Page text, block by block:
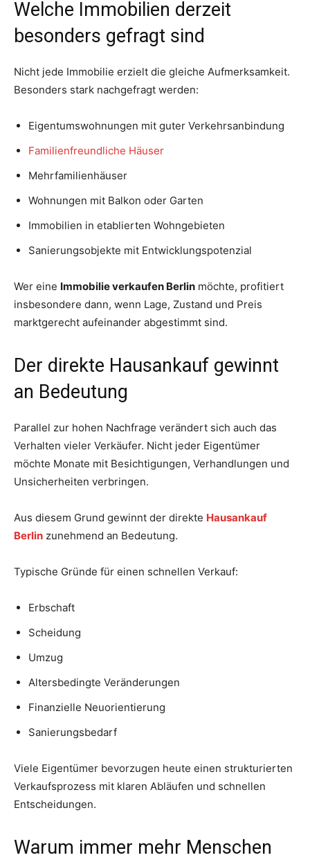
Welche Immobilien derzeit
besonders gefragt sind
Nicht jede Immobilie erzielt die gleiche Aufmerksamkeit.
Besonders stark nachgefragt werden:
Eigentumswohnungen mit guter Verkehrsanbindung
Familienfreundliche Häuser
Mehrfamilienhäuser
Wohnungen mit Balkon oder Garten
Immobilien in etablierten Wohngebieten
Sanierungsobjekte mit Entwicklungspotenzial
Wer eine Immobilie verkaufen Berlin möchte, profitiert
insbesondere dann, wenn Lage, Zustand und Preis
marktgerecht aufeinander abgestimmt sind.
Der direkte Hausankauf gewinnt
an Bedeutung
Parallel zur hohen Nachfrage verändert sich auch das
Verhalten vieler Verkäufer. Nicht jeder Eigentümer
möchte Monate mit Besichtigungen, Verhandlungen und
Unsicherheiten verbringen.
Aus diesem Grund gewinnt der direkte Hausankauf
Berlin zunehmend an Bedeutung.
Typische Gründe für einen schnellen Verkauf:
Erbschaft
Scheidung
Umzug
Altersbedingte Veränderungen
Finanzielle Neuorientierung
Sanierungsbedarf
Viele Eigentümer bevorzugen heute einen strukturierten
Verkaufsprozess mit klaren Abläufen und schnellen
Entscheidungen.
Warum immer mehr Menschen